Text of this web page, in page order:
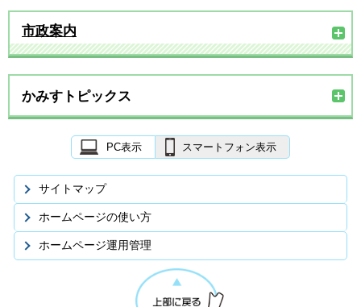
市政案内
かみすトピックス
PC表示 スマートフォン表示
サイトマップ
ホームページの使い方
ホームページ運用管理